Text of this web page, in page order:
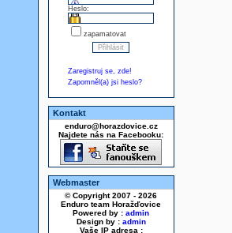
Heslo:
zapamatovat
Zaregistruj se, zde!
Zapomněl(a) jsi heslo?
Kontakt
enduro@horazdovice.cz
Najdete nás na Facebooku:
Webmaster
© Copyright 2007 - 2026
Enduro team Horažďovice
Powered by : admin
Design by : admin
Vaše IP adresa :